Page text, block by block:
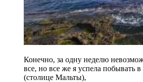
Конечно, за одну неделю
все, но все же я успела побывать в
(столице Мальты),